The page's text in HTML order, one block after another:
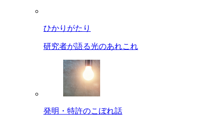
ひかりがたり
研究者が語る光のあれこれ
発明・特許のこぼれ話